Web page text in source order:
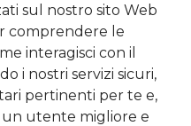
sul nostro sito Web
comprendere le
interagisci con il
i nostri servizi sicuri,
pertinenti per te e,
utente migliore e